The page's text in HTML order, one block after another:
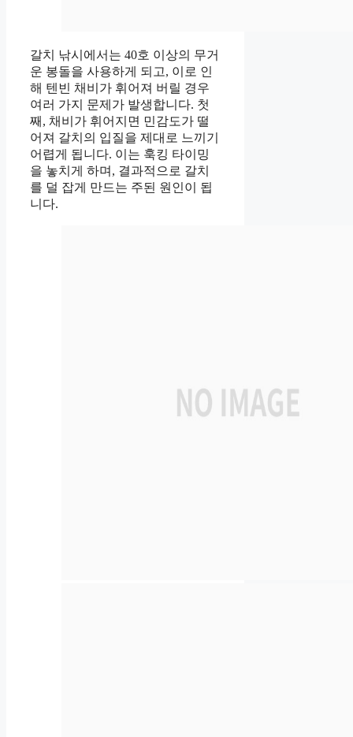
갈치 낚시에서는 40호 이상의 무거
운 봉돌을 사용하게 되고, 이로 인
해 텐빈 채비가 휘어져 버릴 경우
여러 가지 문제가 발생합니다. 첫
째, 채비가 휘어지면 민감도가 떨
어져 갈치의 입질을 제대로 느끼기
어렵게 됩니다. 이는 훅킹 타이밍
을 놓치게 하며, 결과적으로 갈치
를 덜 잡게 만드는 주된 원인이 됩
니다.